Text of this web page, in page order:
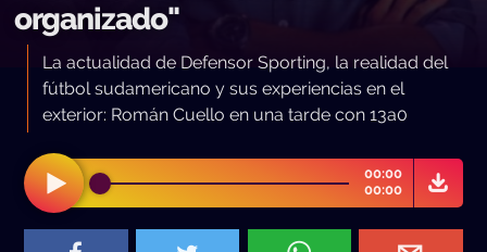
organizado"
La actualidad de Defensor Sporting, la realidad del
fútbol sudamericano y sus experiencias en el
exterior: Román Cuello en una tarde con 13a0
00:00
00:00